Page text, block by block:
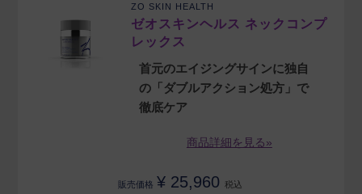
ZO SKIN HEALTH
ゼオスキンヘルス ネックコンプ
レックス
首元のエイジングサインに独自
の「ダブルアクション処方」で
徹底ケア
商品詳細を見る»
販売価格 ¥ 25,960 税込